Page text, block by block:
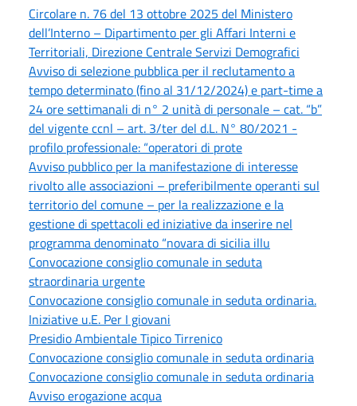
Circolare n. 76 del 13 ottobre 2025 del Ministero
dell’Interno – Dipartimento per gli Affari Interni e
Territoriali, Direzione Centrale Servizi Demografici
Avviso di selezione pubblica per il reclutamento a
tempo determinato (fino al 31/12/2024) e part-time a
24 ore settimanali di n° 2 unità di personale – cat. “b”
del vigente ccnl – art. 3/ter del d.L. N° 80/2021 -
profilo professionale: “operatori di prote
Avviso pubblico per la manifestazione di interesse
rivolto alle associazioni – preferibilmente operanti sul
territorio del comune – per la realizzazione e la
gestione di spettacoli ed iniziative da inserire nel
programma denominato “novara di sicilia illu
Convocazione consiglio comunale in seduta
straordinaria urgente
Convocazione consiglio comunale in seduta ordinaria.
Iniziative u.E. Per I giovani
Presidio Ambientale Tipico Tirrenico
Convocazione consiglio comunale in seduta ordinaria
Convocazione consiglio comunale in seduta ordinaria
Avviso erogazione acqua